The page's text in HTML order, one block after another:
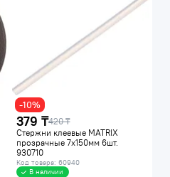
379 ₸420 ₸
-10%
Стержни клеевые MATRIX
прозрачные 7x150мм 6шт.
930710
Код товара: 60940
В наличии